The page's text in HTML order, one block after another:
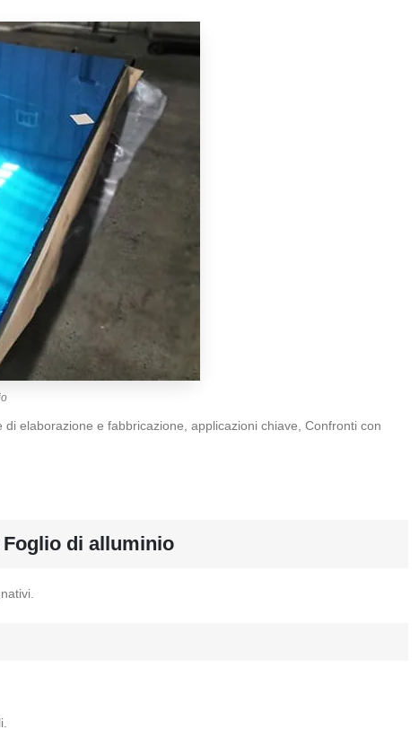
elaborazione e fabbricazione, applicazioni chiave, Confronti con
di alluminio